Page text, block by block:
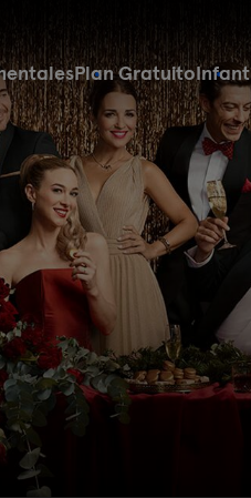
Plan Gratuito